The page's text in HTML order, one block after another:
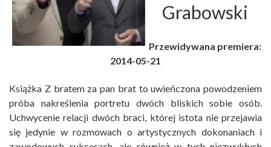
Grabowski
Przewidywana premiera:
2014-05-21
Książka Z bratem za pan brat to uwieńczona powodzeniem
próba nakreślenia portretu dwóch bliskich sobie osób.
Uchwycenie relacji dwóch braci, której istota nie przejawia
się jedynie w rozmowach o artystycznych dokonaniach i